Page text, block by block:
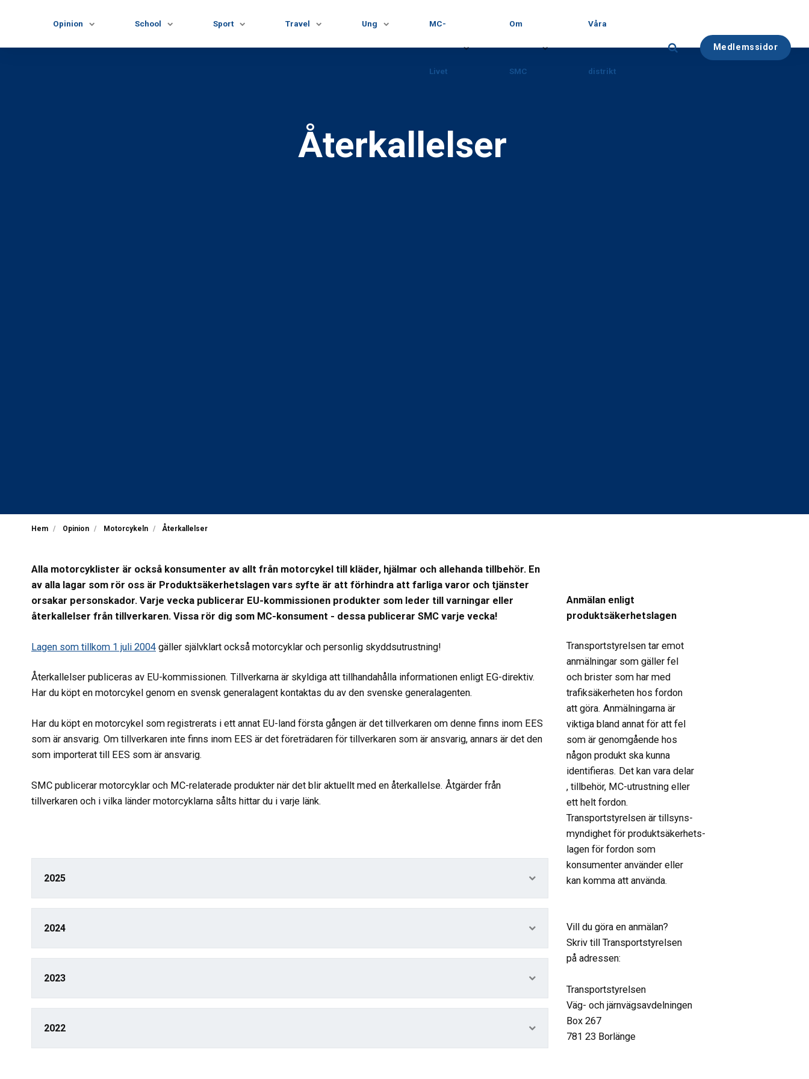
Opinion School Sport Travel Ung MC-
Livet
Om
SMC
Våra
distrikt
Medlemssidor
Återkallelser
Hem Opinion Motorcykeln Återkallelser
Alla motorcyklister är också konsumenter av allt från motorcykel till kläder, hjälmar och allehanda tillbehör. En
av alla lagar som rör oss är Produktsäkerhetslagen vars syfte är att förhindra att farliga varor och tjänster
orsakar personskador. Varje vecka publicerar EU-kommissionen produkter som leder till varningar eller
återkallelser från tillverkaren. Vissa rör dig som MC-konsument - dessa publicerar SMC varje vecka!
Lagen som tillkom 1 juli 2004 gäller självklart också motorcyklar och personlig skyddsutrustning!
Återkallelser publiceras av EU-kommissionen. Tillverkarna är skyldiga att tillhandahålla informationen enligt EG-direktiv.
Har du köpt en motorcykel genom en svensk generalagent kontaktas du av den svenske generalagenten.
Har du köpt en motorcykel som registrerats i ett annat EU-land första gången är det tillverkaren om denne finns inom EES
som är ansvarig. Om tillverkaren inte finns inom EES är det företrädaren för tillverkaren som är ansvarig, annars är det den
som importerat till EES som är ansvarig.
SMC publicerar motorcyklar och MC-relaterade produkter när det blir aktuellt med en återkallelse. Åtgärder från
tillverkaren och i vilka länder motorcyklarna sålts hittar du i varje länk.
2025
2024
2023
2022
Anmälan enligt
produktsäkerhetslagen
Transportstyrelsen tar emot
anmälningar som gäller fel
och brister som har med
trafiksäkerheten hos fordon
att göra. Anmälningarna är
viktiga bland annat för att fel
som är genomgående hos
någon produkt ska kunna
identifieras. Det kan vara delar
, tillbehör, MC-utrustning eller
ett helt fordon.
Transportstyrelsen är tillsyns-
myndighet för produktsäkerhets-
lagen för fordon som
konsumenter använder eller
kan komma att använda.
Vill du göra en anmälan?
Skriv till Transportstyrelsen
på adressen:
Transportstyrelsen
Väg- och järnvägsavdelningen
Box 267
781 23 Borlänge